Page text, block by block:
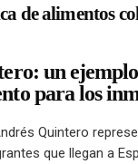
de alimentos
un
para los
Quintero
que llegan a